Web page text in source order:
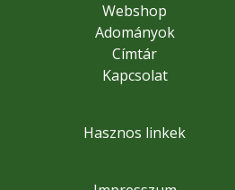
Webshop
Adományok
Címtár
Kapcsolat
Hasznos linkek